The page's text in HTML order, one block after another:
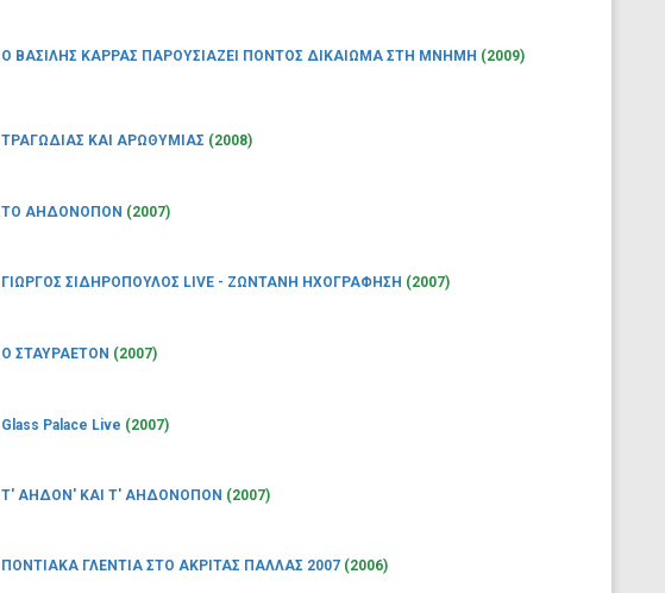
Ο ΒΑΣΙΛΗΣ ΚΑΡΡΑΣ ΠΑΡΟΥΣΙΑΖΕΙ ΠΟΝΤΟΣ ΔΙΚΑΙΩΜΑ ΣΤΗ ΜΝΗΜΗ (2009)
ΤΡΑΓΩΔΙΑΣ ΚΑΙ ΑΡΩΘΥΜΙΑΣ (2008)
ΤΟ ΑΗΔΟΝΟΠΟΝ (2007)
ΓΙΩΡΓΟΣ ΣΙΔΗΡΟΠΟΥΛΟΣ LIVE - ΖΩΝΤΑΝΗ ΗΧΟΓΡΑΦΗΣΗ (2007)
Ο ΣΤΑΥΡΑΕΤΟΝ (2007)
Glass Palace Live (2007)
Τ' ΑΗΔΟΝ' ΚΑΙ Τ' ΑΗΔΟΝΟΠΟΝ (2007)
ΠΟΝΤΙΑΚΑ ΓΛΕΝΤΙΑ ΣΤΟ ΑΚΡΙΤΑΣ ΠΑΛΛΑΣ 2007 (2006)